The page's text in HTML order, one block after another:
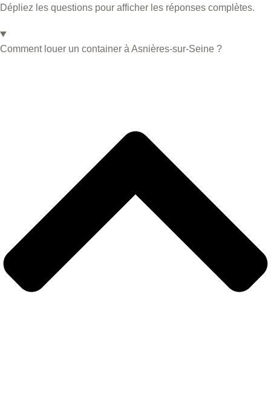
Dépliez les questions pour afficher les réponses complètes.
Comment louer un container à Asnières-sur-Seine ?